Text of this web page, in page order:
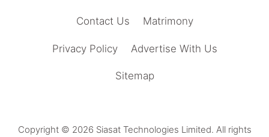
Matrimony
Contact Us
Advertise With Us
Privacy Policy
Sitemap
Copyright © 2026 Siasat Technologies Limited. All rights